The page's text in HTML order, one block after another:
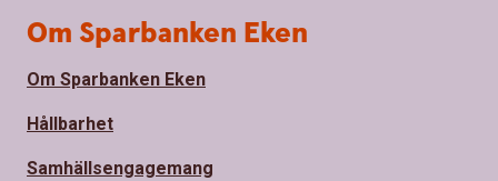
Om Sparbanken Eken
Om Sparbanken Eken
Hållbarhet
Samhällsengagemang